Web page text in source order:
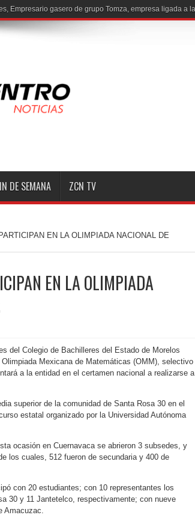
DE SEMANA ZCN TV
EN LA OLIMPIADA NACIONAL DE
EN LA OLIMPIADA
del Colegio de Bachilleres del Estado de Morelos
Mexicana de Matemáticas (OMM), selectivo
a la entidad en el certamen nacional a realizarse a
superior de la comunidad de Santa Rosa 30 en el
estatal organizado por la Universidad Autónoma
ocasión en Cuernavaca se abrieron 3 subsedes, y
los cuales, 512 fueron de secundaria y 400 de
con 20 estudiantes; con 10 representantes los
30 y 11 Jantetelco, respectivamente; con nueve
Amacuzac.